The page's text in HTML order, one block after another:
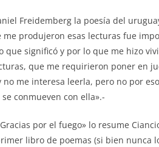
Freidemberg la poesía del
produjeron esas lecturas fue
que significó y por lo que me hizo
que me requirieron poner en
no me interesa leerla, pero no por
conmueven con ella».-
por el fuego» lo resume
libro de poemas (si bien